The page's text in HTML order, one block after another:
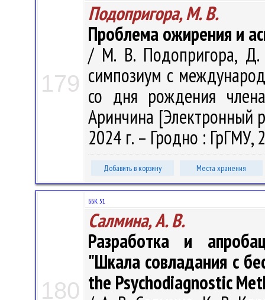
179
Подопригора, М. В.
Проблема ожирения и
/ М. В. Подопригора, Д.
симпозиум с
со дня рождения
Аринчина [Электронный
2024 г. – Гродно : ГрГМУ,
Добавить в корзину Места хранения
180
ББК 51
Салмина, А. В.
Разработка и
"Шкала совладания с
the Psychodiagnostic